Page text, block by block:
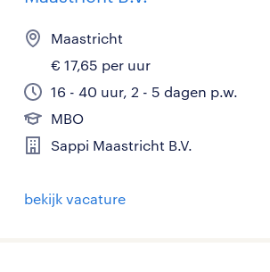
Maastricht
€ 17,65 per uur
16 - 40 uur, 2 - 5 dagen p.w.
MBO
Sappi Maastricht B.V.
bekijk vacature